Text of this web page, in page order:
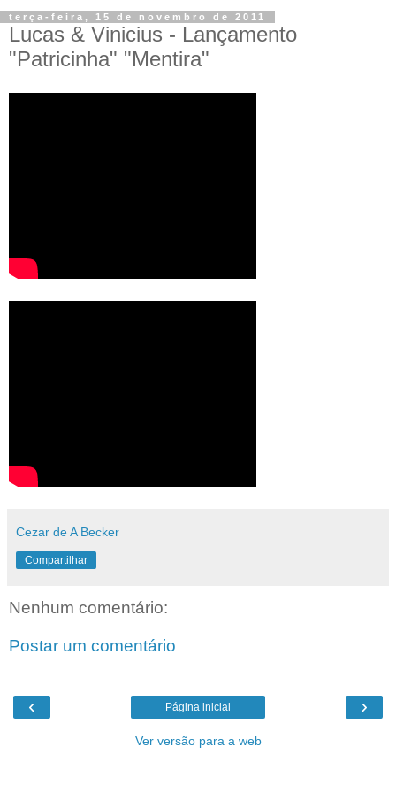
terça-feira, 15 de novembro de 2011
Lucas & Vinicius - Lançamento
"Patricinha" "Mentira"
Cezar de A Becker
Compartilhar
Nenhum comentário:
Postar um comentário
‹ ›
Página inicial
Ver versão para a web